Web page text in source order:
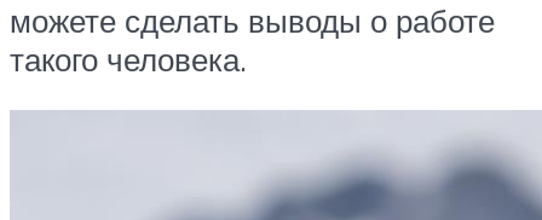
можете сделать выводы о работе
такого человека.